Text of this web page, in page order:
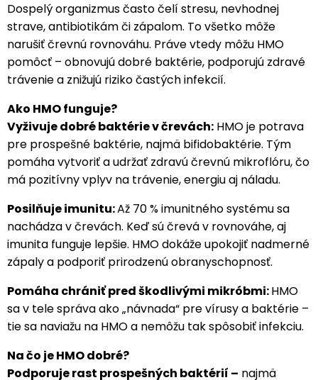
Dospelý organizmus často čelí stresu, nevhodnej
strave, antibiotikám či zápalom. To všetko môže
narušiť črevnú rovnováhu. Práve vtedy môžu HMO
pomôcť – obnovujú dobré baktérie, podporujú zdravé
trávenie a znižujú riziko častých infekcií.
Ako HMO funguje?
Vyživuje dobré baktérie v črevách: HMO je potrava
pre prospešné baktérie, najmä bifidobaktérie. Tým
pomáha vytvoriť a udržať zdravú črevnú mikroflóru, čo
má pozitívny vplyv na trávenie, energiu aj náladu.
Posilňuje imunitu:Až 70 % imunitného systému sa
nachádza v črevách. Keď sú črevá v rovnováhe, aj
imunita funguje lepšie. HMO dokáže upokojiť nadmerné
zápaly a podporiť prirodzenú obranyschopnosť.
Pomáha chrániť pred škodlivými mikróbmi:HMO
sa v tele správa ako „návnada“ pre vírusy a baktérie –
tie sa naviažu na HMO a nemôžu tak spôsobiť infekciu.
Na čo je HMO dobré?
Podporuje rast prospešných baktérií – najmä